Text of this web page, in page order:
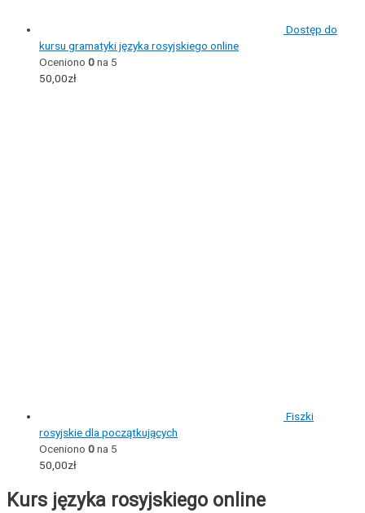
Dostęp do
kursu gramatyki języka rosyjskiego online
Oceniono 0na 5
50,00zł
Fiszki
rosyjskie dla początkujących
Oceniono 0na 5
50,00zł
Kurs języka rosyjskiego online